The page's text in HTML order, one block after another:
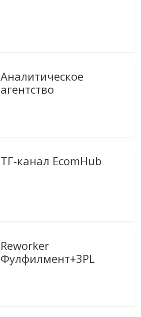
Аналитическое
агентство
ТГ-канал EcomHub
Reworker
Фулфилмент+3PL